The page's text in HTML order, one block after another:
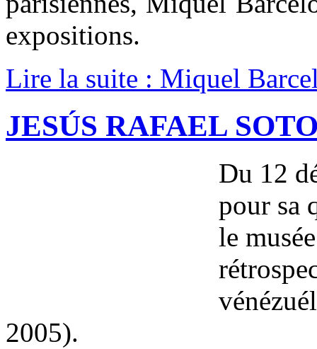
expositions.
Lire la suite : Miquel
JESÚS RAFAEL
Du 12
pour sa
le
2005).